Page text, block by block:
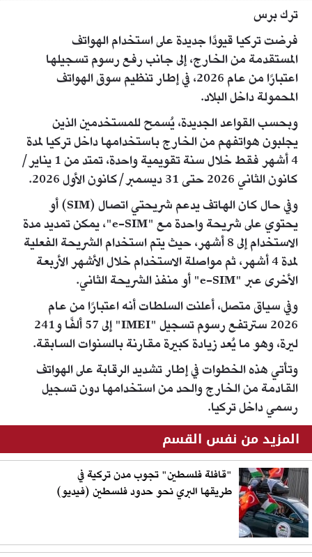
ترك برس
فرضت تركيا قيودًا جديدة على استخدام الهواتف
المستقدمة من الخارج، إلى جانب رفع رسوم تسجيلها
اعتبارًا من عام 2026، في إطار تنظيم سوق الهواتف
المحمولة داخل البلاد.
وبحسب القواعد الجديدة، يُسمح للمستخدمين الذين
يجلبون هواتفهم من الخارج باستخدامها داخل تركيا لمدة
4 أشهر فقط خلال سنة تقويمية واحدة، تمتد من 1 يناير/
كانون الثاني 2026 حتى 31 ديسمبر/كانون الأول 2026.
وفي حال كان الهاتف يدعم شريحتي اتصال (SIM) أو
يحتوي على شريحة واحدة مع "e-SIM"، يمكن تمديد مدة
الاستخدام إلى 8 أشهر، حيث يتم استخدام الشريحة الفعلية
لمدة 4 أشهر، ثم مواصلة الاستخدام خلال الأشهر الأربعة
الأخرى عبر "e-SIM" أو منفذ الشريحة الثاني.
وفي سياق متصل، أعلنت السلطات أنه اعتبارًا من عام
2026 سترتفع رسوم تسجيل "IMEI" إلى 57 ألفًا و241
ليرة، وهو ما يُعد زيادة كبيرة مقارنة بالسنوات السابقة.
وتأتي هذه الخطوات في إطار تشديد الرقابة على الهواتف
القادمة من الخارج والحد من استخدامها دون تسجيل
رسمي داخل تركيا.
المزيد من نفس القسم
"قافلة فلسطين" تجوب مدن تركية في
طريقها البري نحو حدود فلسطين (فيديو)